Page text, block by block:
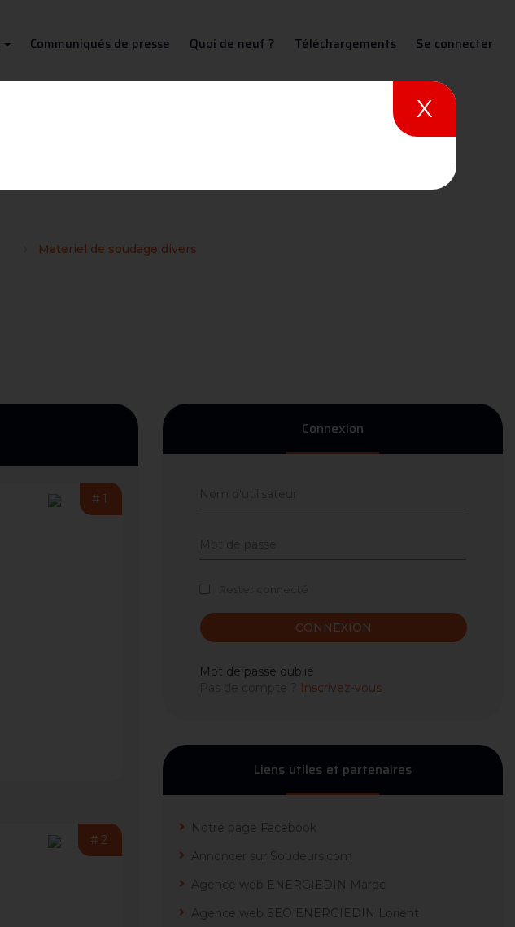
Communiqués de presse Quoi de neuf ? Téléchargements Se connecter
Materiel de soudage divers
#1
#2
Connexion
CONNEXION
Mot de passe oublié
Inscrivez-vous
Liens utiles et partenaires
Notre page Facebook
Annoncer sur Soudeurs.com
Agence web ENERGIEDIN Maroc
Agence web SEO ENERGIEDIN Lorient
X